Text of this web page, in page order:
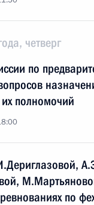
четверг
по
полномочий
по